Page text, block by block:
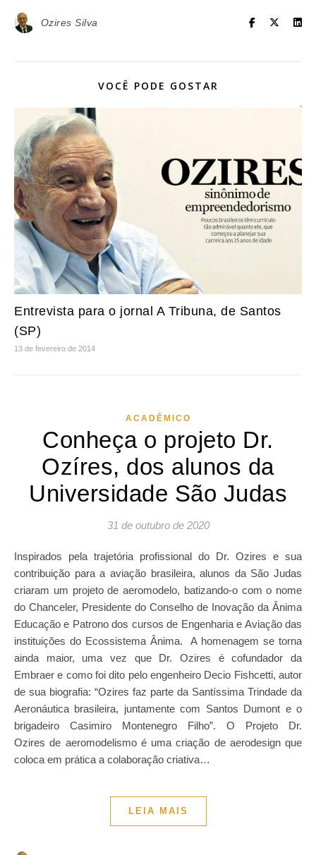
Ozires Silva
VOCÊ PODE GOSTAR
Entrevista para o jornal A Tribuna, de Santos
(SP)
13 de fevereiro de 2014
ACADÊMICO
Conheça o projeto Dr.
Ozíres, dos alunos da
Universidade São Judas
31 de outubro de 2020
Inspirados pela trajetória profissional do Dr. Ozires e sua
contribuição para a aviação brasileira, alunos da São Judas
criaram um projeto de aeromodelo, batizando-o com o nome
do Chanceler, Presidente do Conselho de Inovação da Ânima
Educação e Patrono dos cursos de Engenharia e Aviação das
instituições do Ecossistema Ânima. A homenagem se torna
ainda maior, uma vez que Dr. Ozires é cofundador da
Embraer e como foi dito pelo engenheiro Decio Fishcetti, autor
de sua biografia: “Ozires faz parte da Santíssima Trindade da
Aeronáutica brasileira, juntamente com Santos Dumont e o
brigadeiro Casimiro Montenegro Filho”. O Projeto Dr.
Ozires de aeromodelismo é uma criação de aerodesign que
coloca em prática a colaboração criativa…
LEIA MAIS